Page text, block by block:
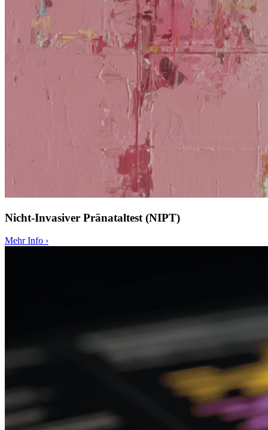
Nicht-Invasiver Pränataltest (NIPT)
Mehr Info ›